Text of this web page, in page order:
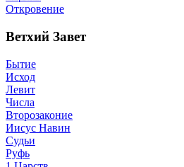
Откровение
Ветхий Завет
Бытие
Исход
Левит
Числа
Второзаконие
Иисус Навин
Судьи
Руфь